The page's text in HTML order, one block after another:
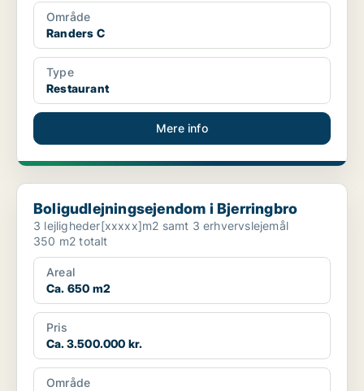
Område
Randers C
Type
Restaurant
Mere info
Boligudlejningsejendom i Bjerringbro
Boligudlejningsejendom i Bjerringbro
3 lejligheder[xxxxx]m2 samt 3 erhvervslejemål
350 m2 totalt
Areal
Ca. 650 m2
Pris
Ca. 3.500.000 kr.
Område